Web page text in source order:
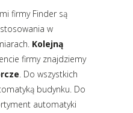
firmy Finder są
w
Kolejną
firmy znajdziemy
. Do wszystkich
budynku. Do
automatyki